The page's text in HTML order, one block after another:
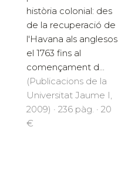
història colonial: des
de la recuperació de
l'Havana als anglesos
el 1763 fins al
començament d...
(Publicacions de la
Universitat Jaume I,
2009) · 236 pàg. · 20
€